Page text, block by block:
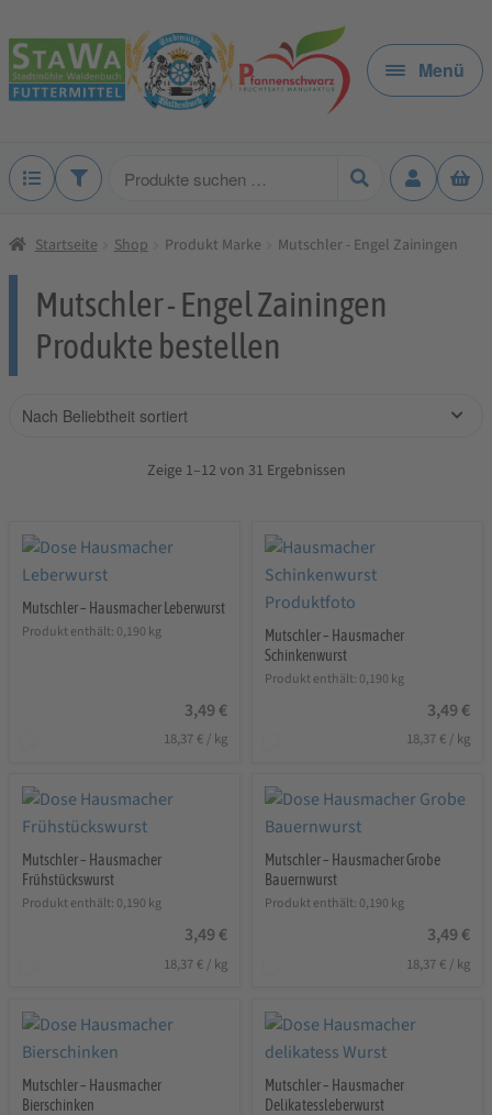
Zur
Navigation
springen
Zum
Inhalt
springen
Menü
Produkte
Startseite Shop Produkt Marke Mutschler - Engel Zainingen
Mutschler - Engel Zainingen
Produkte bestellen
Zeige 1–12 von 31 Ergebnissen
Mutschler – Hausmacher Leberwurst
Produkt enthält: 0,190 kg
3,49 €
18,37 € / kg
Mutschler – Hausmacher
Schinkenwurst
Produkt enthält: 0,190 kg
3,49 €
18,37 €/ kg
Mutschler – Hausmacher
Frühstückswurst
Produkt enthält: 0,190 kg
3,49 €
18,37 € / kg
Mutschler – Hausmacher Grobe
Bauernwurst
Produkt enthält: 0,190 kg
3,49 €
18,37 €/ kg
Mutschler – Hausmacher
Bierschinken
Mutschler – Hausmacher
Delikatessleberwurst